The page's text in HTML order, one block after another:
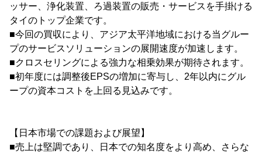
ッサー、浄化装置、ろ過装置の販売・サービスを手掛ける
タイのトップ企業です。
■今回の買収により、アジア太平洋地域における当グルー
プのサービスソリューションの展開速度が加速します。
■クロスセリングによる強力な相乗効果が期待されます。
■初年度には調整後EPSの増加に寄与し、2年以内にグル
ープの資本コストを上回る見込みです。
【日本市場での課題および展望】
■売上は堅調であり、日本での知名度をより高め、さらな